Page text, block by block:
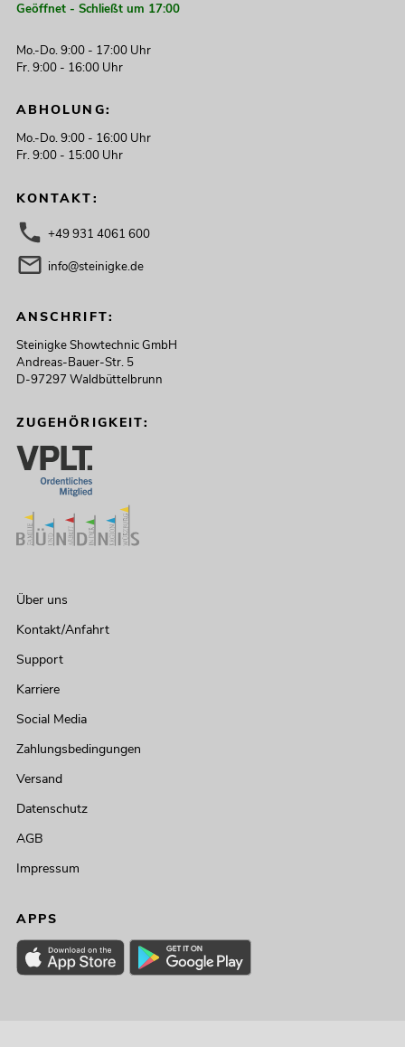
Geöffnet - Schließt um 17:00
Mo.-Do. 9:00 - 17:00 Uhr
Fr. 9:00 - 16:00 Uhr
ABHOLUNG:
Mo.-Do. 9:00 - 16:00 Uhr
Fr. 9:00 - 15:00 Uhr
KONTAKT:
+49 931 4061 600
info@steinigke.de
ANSCHRIFT:
Steinigke Showtechnic GmbH
Andreas-Bauer-Str. 5
D-97297 Waldbüttelbrunn
ZUGEHÖRIGKEIT:
Über uns
Kontakt/Anfahrt
Support
Karriere
Social Media
Zahlungsbedingungen
Versand
Datenschutz
AGB
Impressum
APPS